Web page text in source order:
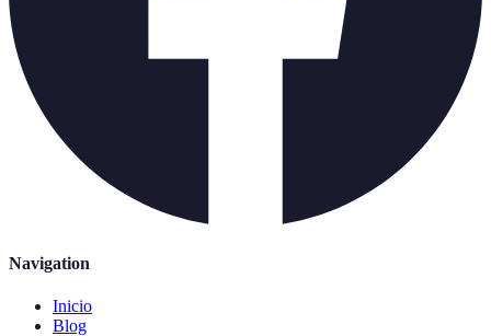
Navigation
Inicio
Blog